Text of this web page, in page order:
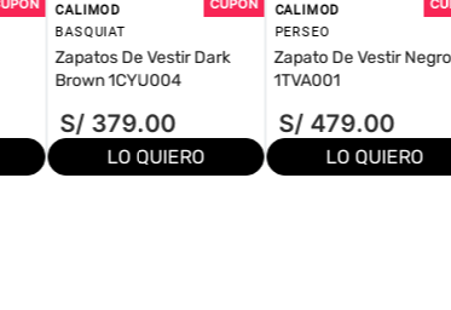
CALIMOD
BASQUIAT
Zapatos De Vestir Dark
Brown 1CYU004
S/ 379.00
LO QUIERO
CALIMOD
PERSEO
Zapato De Vestir Negro
1TVA001
S/ 479.00
LO QUIERO